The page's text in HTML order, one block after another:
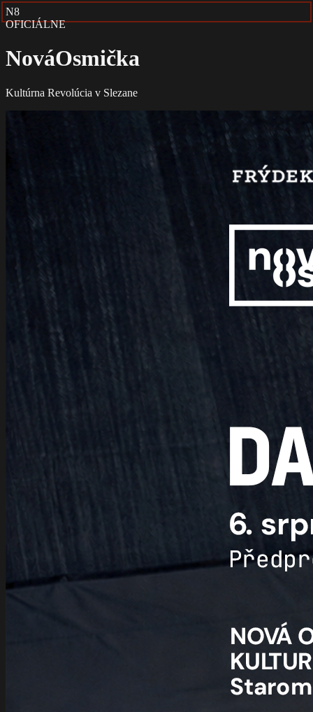
N8
OFICIÁLNE
NováOsmička
Kultúrna Revolúcia v Slezane